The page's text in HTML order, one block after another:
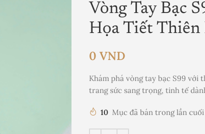
Vòng Tay Bạc
Họa Tiết Thiên
0 VND
Khám phá vòng tay bạc S99
trang sức sang trọng, tinh tế
10 Mục đã bán trong lần